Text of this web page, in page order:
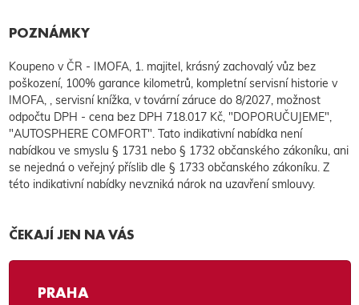
POZNÁMKY
Koupeno v ČR - IMOFA, 1. majitel, krásný zachovalý vůz bez
poškození, 100% garance kilometrů, kompletní servisní historie v
IMOFA, , servisní knížka, v tovární záruce do 8/2027, možnost
odpočtu DPH - cena bez DPH 718.017 Kč, "DOPORUČUJEME",
"AUTOSPHERE COMFORT". Tato indikativní nabídka není
nabídkou ve smyslu § 1731 nebo § 1732 občanského zákoníku, ani
se nejedná o veřejný příslib dle § 1733 občanského zákoníku. Z
této indikativní nabídky nevzniká nárok na uzavření smlouvy.
ČEKAJÍ JEN NA VÁS
PRAHA